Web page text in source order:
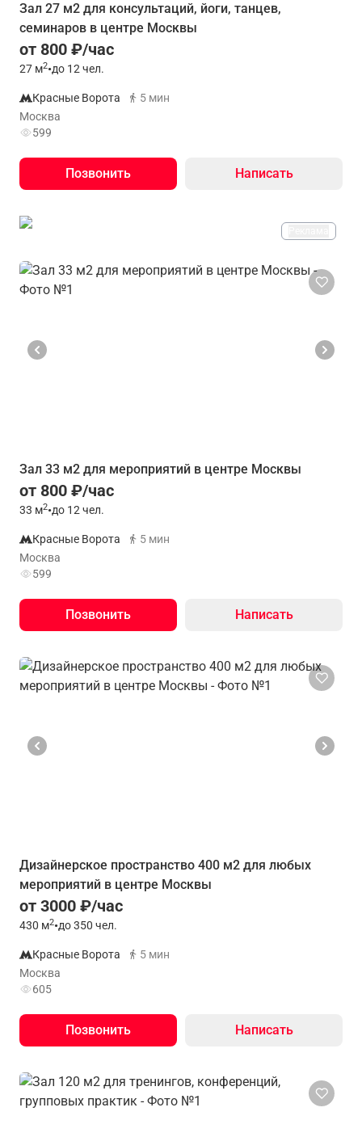
Зал 27 м2 для консультаций, йоги, танцев,
семинаров в центре Москвы
от 800 ₽/час
27 м2•до 12 чел.
Красные Ворота
5 мин
Москва
599
Позвонить Написать
Зал 33 м2 для мероприятий в центре Москвы
от 800 ₽/час
33 м2•до 12 чел.
Красные Ворота
5 мин
Москва
599
Позвонить Написать
Дизайнерское пространство 400 м2 для любых
мероприятий в центре Москвы
от 3000 ₽/час
430 м2•до 350 чел.
Красные Ворота
5 мин
Москва
605
Позвонить Написать